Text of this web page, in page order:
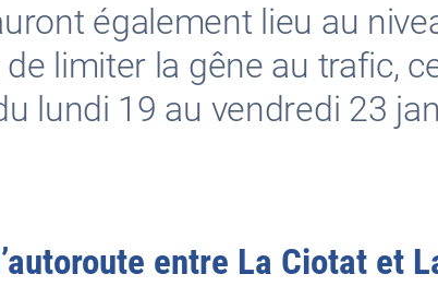
également lieu au
de limiter la gêne au trafic,
lundi 19 au vendredi 23
entre La Ciotat et